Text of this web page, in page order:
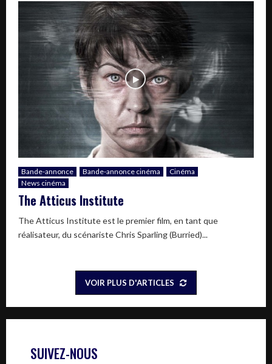
Bande-annonce Bande-annonce cinéma
Cinéma
News cinéma
The Atticus Institute
The Atticus Institute est le premier film, en tant que
réalisateur, du scénariste Chris Sparling (Burried)...
VOIR PLUS D'ARTICLES
SUIVEZ-NOUS